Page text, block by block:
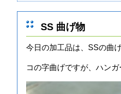
SS 曲げ物
今日の加工品は、SSの曲げ
コの字曲げですが、ハンガ